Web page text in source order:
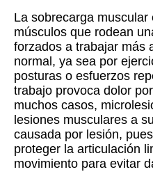
La sobrecarga
músculos que rodean
forzados a trabajar más
normal, ya sea por
posturas o esfuerzos
trabajo provoca dolor
muchos casos,
lesiones musculares a
causada por lesión,
proteger la articulación
movimiento para evitar